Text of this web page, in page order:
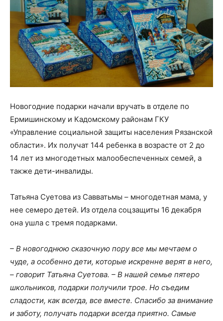
Новогодние подарки начали вручать в отделе по
Ермишинскому и Кадомскому районам ГКУ
«Управление социальной защиты населения Рязанской
области». Их получат 144 ребенка в возрасте от 2 до
14 лет из многодетных малообеспеченных семей, а
также дети-инвалиды.
Татьяна Суетова из Савватьмы – многодетная мама, у
нее семеро детей. Из отдела соцзащиты 16 декабря
она ушла с тремя подарками.
– В новогоднюю сказочную пору все мы мечтаем о
чуде, а особенно дети, которые искренне верят в него,
– говорит Татьяна Суетова. – В нашей семье пятеро
школьников, подарки получили трое. Но съедим
сладости, как всегда, все вместе. Спасибо за внимание
и заботу, получать подарки всегда приятно. Самые